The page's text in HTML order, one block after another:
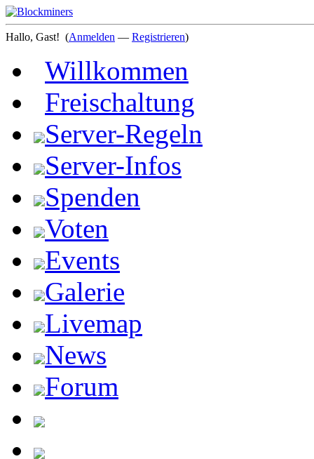
Hallo, Gast! (Anmelden — Registrieren)
Willkommen
Freischaltung
Server-Regeln
Server-Infos
Spenden
Voten
Events
Galerie
Livemap
News
Forum